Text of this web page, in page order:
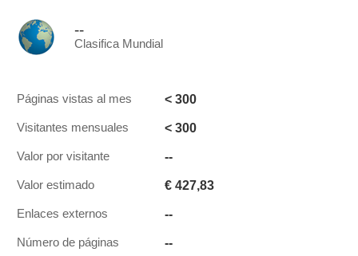
--
Clasifica Mundial
Páginas vistas al mes < 300
Visitantes mensuales < 300
Valor por visitante --
Valor estimado € 427,83
Enlaces externos --
Número de páginas --